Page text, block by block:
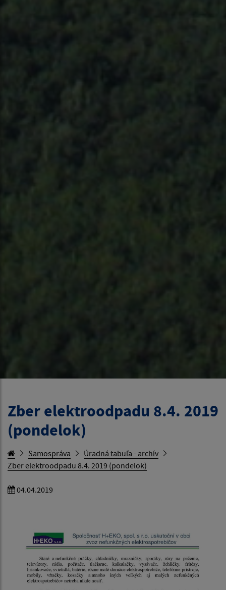
Zber elektroodpadu 8.4. 2019
(pondelok)
Samospráva
Úradná tabuľa - archív
Zber elektroodpadu 8.4. 2019 (pondelok)
04.04.2019